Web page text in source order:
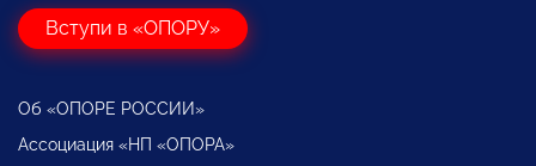
Вступи в «ОПОРУ»
Об «ОПОРЕ РОССИИ»
Ассоциация «НП «ОПОРА»